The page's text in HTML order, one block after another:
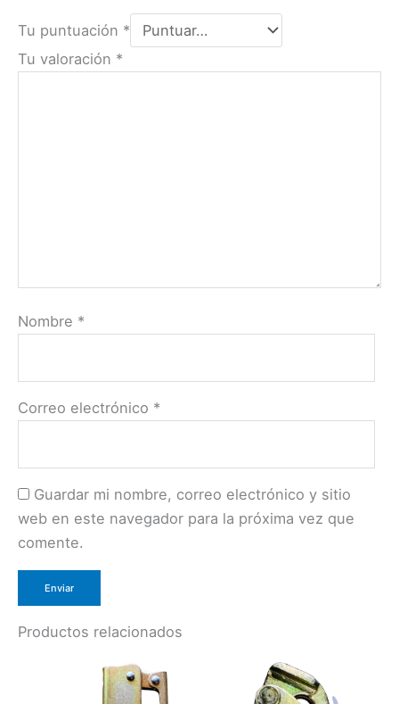
Tu puntuación *
Tu valoración *
Nombre *
Correo electrónico *
Guardar mi nombre, correo electrónico y sitio
web en este navegador para la próxima vez que
comente.
Productos relacionados